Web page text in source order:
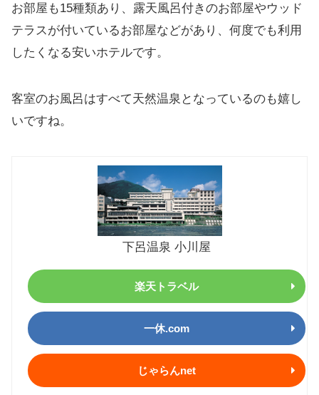
お部屋も15種類あり、露天風呂付きのお部屋やウッド
テラスが付いているお部屋などがあり、何度でも利用
したくなる安いホテルです。
客室のお風呂はすべて天然温泉となっているのも嬉し
いですね。
下呂温泉 小川屋
楽天トラベル
一休.com
じゃらんnet